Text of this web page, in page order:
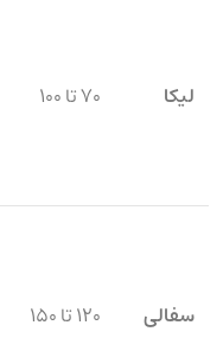
لیکا ۷۰ تا ۱۰۰
سفالی ۱۲۰ تا ۱۵۰